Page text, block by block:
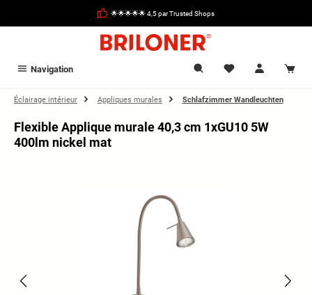
🌟🌟🌟🌟🌟 4,5 par Trusted Shops
Navigation
Éclairage intérieur Appliques murales Schlafzimmer Wandleuchten
Flexible Applique murale 40,3 cm 1xGU10 5W
400lm nickel mat